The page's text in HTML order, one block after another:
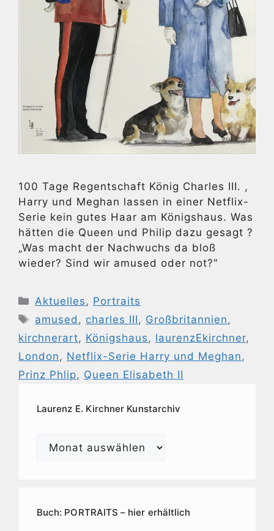
100 Tage Regentschaft König Charles III. ,
Harry und Meghan lassen in einer Netflix-
Serie kein gutes Haar am Königshaus. Was
hätten die Queen und Philip dazu gesagt ?
„Was macht der Nachwuchs da bloß
wieder? Sind wir amused oder not?“
Kategorien
Aktuelles , Portraits
Schlagwörter
amused , charles III , Großbritannien ,
kirchnerart, Königshaus , laurenzEkirchner,
London , Netflix-Serie Harry und Meghan ,
Prinz Phlip, Queen Elisabeth II
Laurenz E. Kirchner Kunstarchiv
Laurenz
Buch: PORTRAITS – hier erhältlich